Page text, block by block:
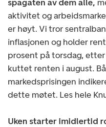
spagaten av dem alle,
aktivitet og
er høyt. Vi tror
inflasjonen og holder
prosent på torsdag,
kuttet renten i august.
markedsprisingen
dette møtet. Les hele
Uken starter imidlertid